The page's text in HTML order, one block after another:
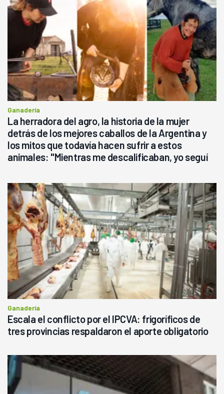
Ganadería
La herradora del agro, la historia de la mujer
detrás de los mejores caballos de la Argentina y
los mitos que todavía hacen sufrir a estos
animales: "Mientras me descalificaban, yo seguí
Ganadería
Escala el conflicto por el IPCVA: frigoríficos de
tres provincias respaldaron el aporte obligatorio